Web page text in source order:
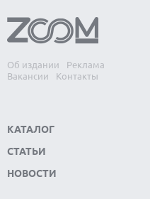
Об издании
Реклама
Вакансии
Контакты
КАТАЛОГ
СТАТЬИ
НОВОСТИ